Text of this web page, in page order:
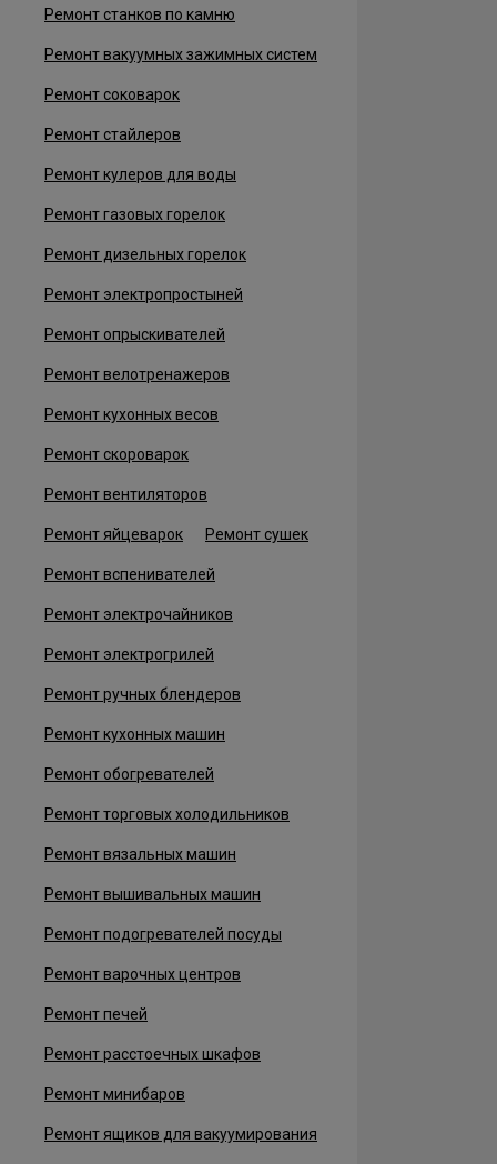
Ремонт станков по камню
Ремонт вакуумных зажимных систем
Ремонт соковарок
Ремонт стайлеров
Ремонт кулеров для воды
Ремонт газовых горелок
Ремонт дизельных горелок
Ремонт электропростыней
Ремонт опрыскивателей
Ремонт велотренажеров
Ремонт кухонных весов
Ремонт скороварок
Ремонт вентиляторов
Ремонт яйцеварок Ремонт сушек
Ремонт вспенивателей
Ремонт электрочайников
Ремонт электрогрилей
Ремонт ручных блендеров
Ремонт кухонных машин
Ремонт обогревателей
Ремонт торговых холодильников
Ремонт вязальных машин
Ремонт вышивальных машин
Ремонт подогревателей посуды
Ремонт варочных центров
Ремонт печей
Ремонт расстоечных шкафов
Ремонт минибаров
Ремонт ящиков для вакуумирования